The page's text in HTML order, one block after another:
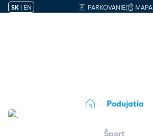
SK| EN PARKOVANIE MAPA
Podujatia
Šport